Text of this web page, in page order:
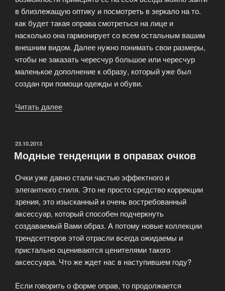
в близлежащую оптику и посмотреть в зеркало на то.
как будет такая оправа смотреться на лице и
насколько она гармонирует со всем остальным вашим
внешним видом. Далее нужно понимать свои размеры,
чтобы не заказать чересчур большое или чересчур
маленькое дополнение к образу, который уже был
создан при помощи одежды и обуви.
Читать далее
ОПУБЛИКОВАНО
23.10.2013
Модные тенденции в оправах очков
Очки уже давно стали частью эффектного и
элегантного стиля. Это не просто средство коррекции
зрения, это изысканный и очень востребованный
аксессуар, который способен подчеркнуть
создаваемый Вами образ. А потому новые коллекции
трендсеттеров этой отрасли всегда ожидаемы и
пристально оцениваются ценителями такого
аксессуара. Что же ждет нас в наступившем году?
Если говорить о форме оправ, то продолжается